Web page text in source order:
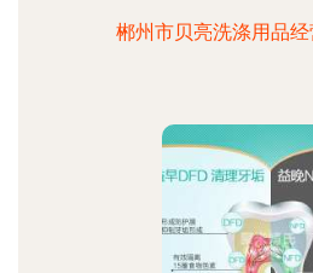
郴州市贝亮洗涤用品